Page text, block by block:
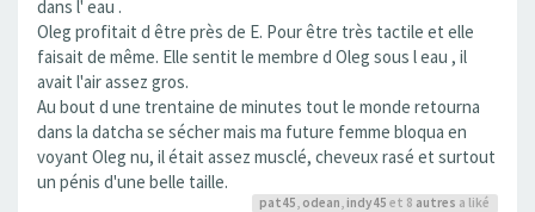
dans l' eau .
Oleg profitait d être près de E. Pour être très tactile et elle
faisait de même. Elle sentit le membre d Oleg sous l eau , il
avait l'air assez gros.
Au bout d une trentaine de minutes tout le monde retourna
dans la datcha se sécher mais ma future femme bloqua en
voyant Oleg nu, il était assez musclé, cheveux rasé et surtout
un pénis d'une belle taille.
pat45, odean, indy45 et 8 autres a liké